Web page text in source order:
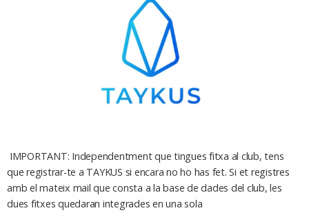
IMPORTANT: Independentment que tingues fitxa al club, tens
que registrar-te a TAYKUS si encara no ho has fet. Si et registres
amb el mateix mail que consta a la base de dades del club, les
dues fitxes quedaran integrades en una sola